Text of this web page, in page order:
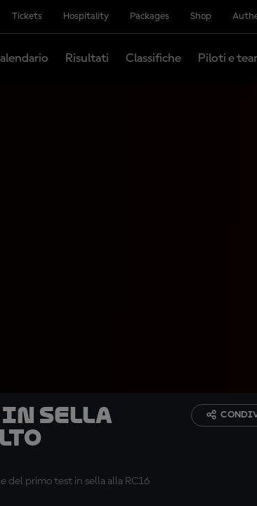
Tickets Hospitality Packages Shop
Risultati Classifiche Piloti e
in sella
del primo test in sella alla RC16